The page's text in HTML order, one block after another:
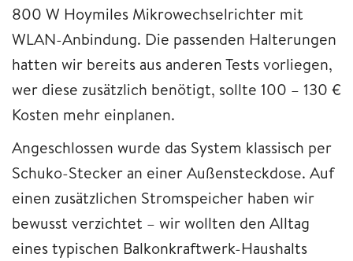
800 W Hoymiles Mikrowechselrichter mit
WLAN-Anbindung. Die passenden Halterungen
hatten wir bereits aus anderen Tests vorliegen,
wer diese zusätzlich benötigt, sollte 100 – 130 €
Kosten mehr einplanen.
Angeschlossen wurde das System klassisch per
Schuko-Stecker an einer Außensteckdose. Auf
einen zusätzlichen Stromspeicher haben wir
bewusst verzichtet – wir wollten den Alltag
eines typischen Balkonkraftwerk-Haushalts